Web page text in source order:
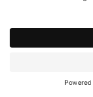
Datenschutz